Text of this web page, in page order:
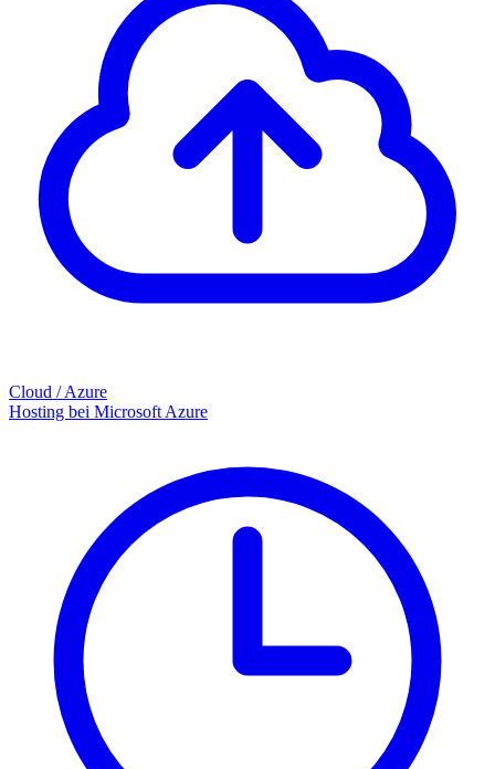
Cloud / Azure
Hosting bei Microsoft Azure